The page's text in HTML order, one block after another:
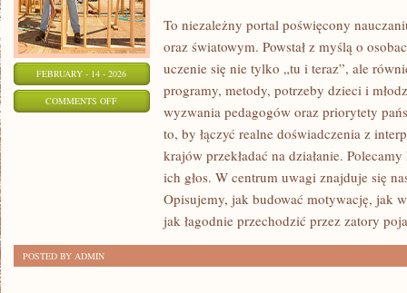
FEBRUARY - 14 - 2026
COMMENTS OFFON
To niezależny portal poświęcony
oraz światowym. Powstał z myślą o
uczenie się nie tylko „tu i teraz”, ale
programy, metody, potrzeby dzieci i
wyzwania pedagogów oraz priorytety
to, by łączyć realne doświadczenia z
krajów przekładać na działanie.
ich głos. W centrum uwagi znajduje się
Opisujemy, jak budować motywację, jak
jak łagodnie przechodzić przez zatory
POSTED BY ADMIN